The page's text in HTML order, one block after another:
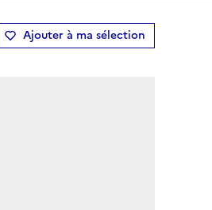
Ajouter à ma sélection